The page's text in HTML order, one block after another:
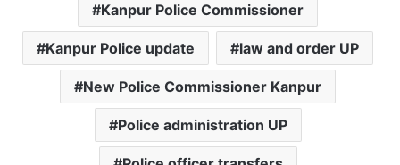
Kanpur Police Commissioner
Kanpur Police update law and order UP
New Police Commissioner Kanpur
Police administration UP